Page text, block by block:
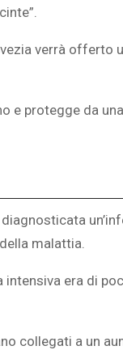
verrà offerto
protegge da
malattia.
intensiva era di
collegati a un